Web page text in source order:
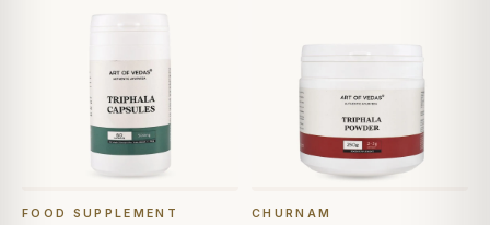
FOOD SUPPLEMENT CHURNAM